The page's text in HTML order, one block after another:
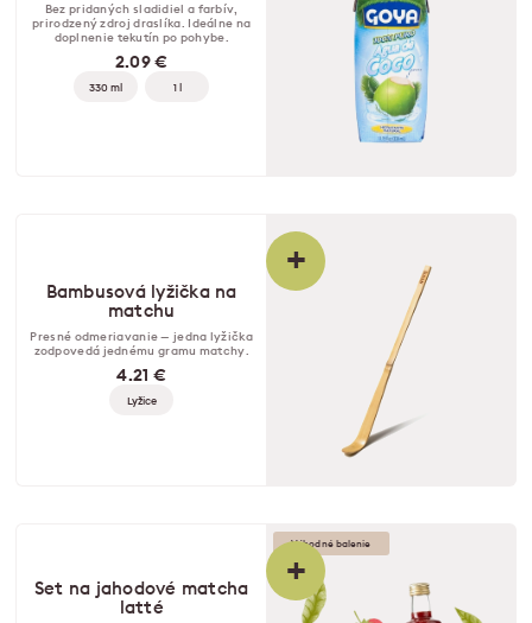
Bez pridaných sladidiel a farbív,
prirodzený zdroj draslíka. Ideálne na
doplnenie tekutín po pohybe.
2.09 €
330 ml 1 l
+
Bambusová lyžička na
matchu
Presné odmeriavanie — jedna lyžička
zodpovedá jednému gramu matchy.
4.21 €
Lyžice
+
Výhodné balenie
Set na jahodové matcha
latté